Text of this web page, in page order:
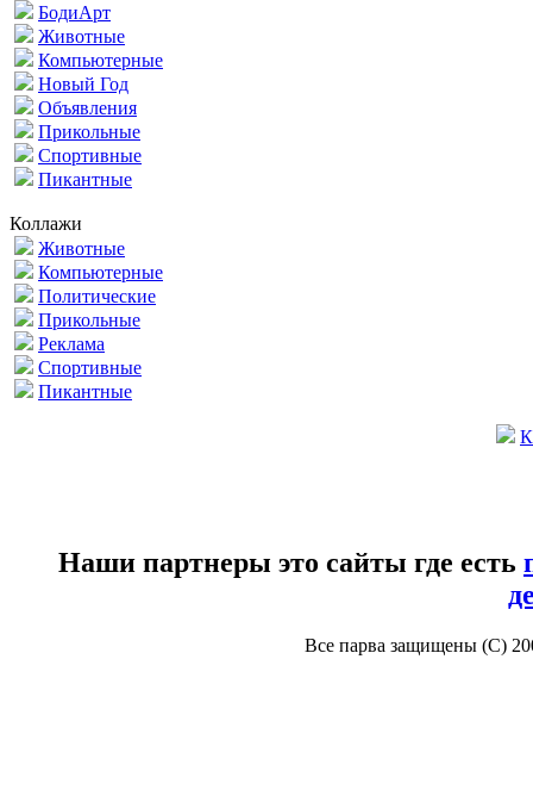
БодиАрт
Животные
Компьютерные
Новый Год
Объявления
Прикольные
Спортивные
Пикантные
Коллажи
Животные
Компьютерные
Политические
Прикольные
Реклама
Спортивные
Пикантные
Наши партнеры это сайты где есть
Все парва защищены (С)